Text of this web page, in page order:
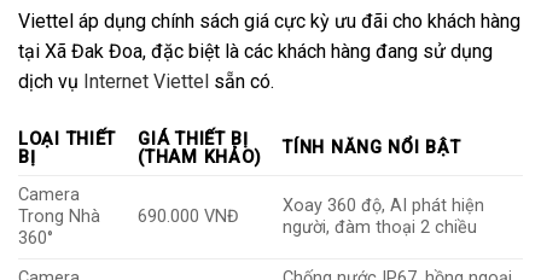
Viettel áp dụng chính sách giá cực kỳ ưu đãi cho khách hàng
tại Xã Đak Đoa, đặc biệt là các khách hàng đang sử dụng
dịch vụ Internet Viettel sẵn có.
LOẠI THIẾT
BỊ
GIÁ THIẾT BỊ
(THAM KHẢO)
TÍNH NĂNG NỔI BẬT
Camera
Trong Nhà
360°
690.000 VNĐ
Xoay 360 độ, AI phát hiện
người, đàm thoại 2 chiều